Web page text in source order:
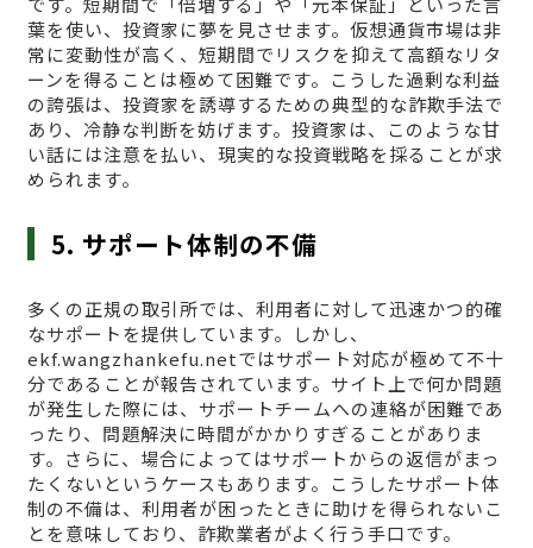
葉を使い、投資家に夢を見させます。仮想通貨市場は非
常に変動性が高く、短期間でリスクを抑えて高額なリタ
ーンを得ることは極めて困難です。こうした過剰な利益
の誇張は、投資家を誘導するための典型的な詐欺手法で
あり、冷静な判断を妨げます。投資家は、このような甘
い話には注意を払い、現実的な投資戦略を採ることが求
められます。
5. サポート体制の不備
多くの正規の取引所では、利用者に対して迅速かつ的確
なサポートを提供しています。しかし、
ekf.wangzhankefu.netではサポート対応が極めて不十
分であることが報告されています。サイト上で何か問題
が発生した際には、サポートチームへの連絡が困難であ
ったり、問題解決に時間がかかりすぎることがありま
す。さらに、場合によってはサポートからの返信がまっ
たくないというケースもあります。こうしたサポート体
制の不備は、利用者が困ったときに助けを得られないこ
とを意味しており、詐欺業者がよく行う手口です。